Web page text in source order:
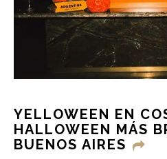
YELLOWEEN EN
HALLOWEEN MÁS
BUENOS AIRES